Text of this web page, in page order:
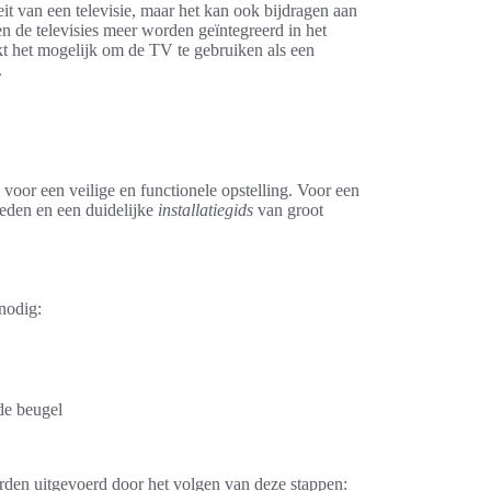
van een televisie, maar het kan ook bijdragen aan
de televisies meer worden geïntegreerd in het
het mogelijk om de TV te gebruiken als een
een veilige en functionele opstelling. Voor een
en een duidelijke installatiegids van groot
beugel
uitgevoerd door het volgen van deze stappen: